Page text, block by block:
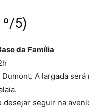
5)
da Família
A largada
desejar seguir na